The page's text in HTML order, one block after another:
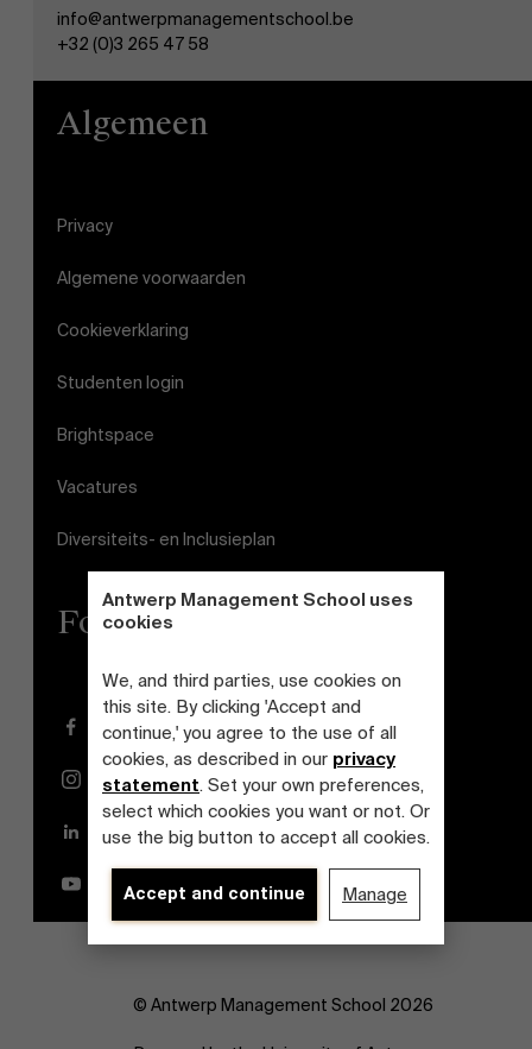
Antwerp Management School uses
cookies
We, and third parties, use cookies on
this site. By clicking 'Accept and
continue,' you agree to the use of all
cookies, as described in our privacy
statement. Set your own preferences,
select which cookies you want or not. Or
use the big button to accept all cookies.
Accept and continue Manage
AMS team
info@antwerpmanagementschool.be
+32 (0)3 265 47 58
Algemeen
Privacy
Algemene voorwaarden
Cookieverklaring
Studenten login
Brightspace
Vacatures
Diversiteits- en Inclusieplan
Follow us
Facebook
Instagram
LinkedIn
YouTube
© Antwerp Management School 2026